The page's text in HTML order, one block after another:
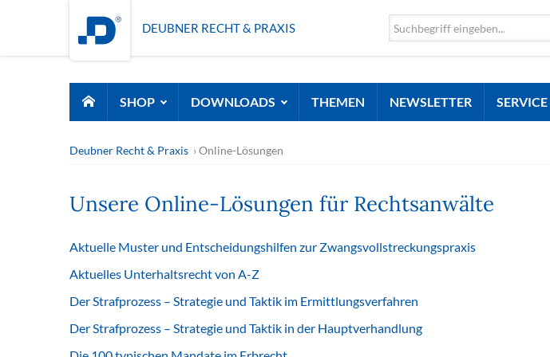
DEUBNER RECHT & PRAXIS
SHOP DOWNLOADS THEMEN NEWSLETTER SERVICE
Deubner Recht & Praxis Online-Lösungen
Unsere Online-Lösungen für Rechtsanwälte
Aktuelle Muster und Entscheidungshilfen zur Zwangsvollstreckungspraxis
Aktuelles Unterhaltsrecht von A-Z
Der Strafprozess – Strategie und Taktik im Ermittlungsverfahren
Der Strafprozess – Strategie und Taktik in der Hauptverhandlung